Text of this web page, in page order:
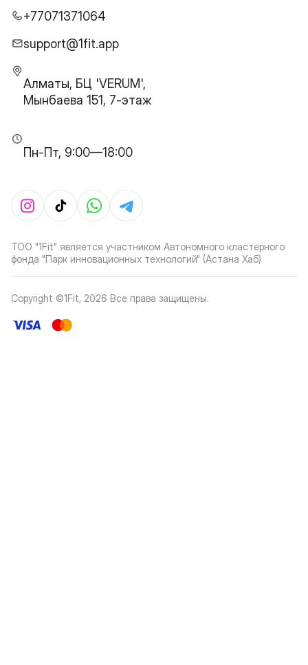
+77071371064
support@1fit.app
Алматы, БЦ 'VERUM',
Мынбаева 151, 7-этаж
Пн-Пт, 9:00—18:00
ТОО "1Fit" является участником Автономного кластерного
фонда "Парк инновационных технологий" (Астана Хаб)
Copyright ©1Fit, 2026 Все права защищены.